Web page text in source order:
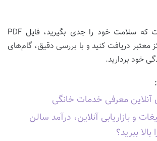
اکنون وقت آن است که سلامت خود را جدی بگیرید، فایل PDF
معتبر دریافت کنید و با بررسی دقیق، گام‌های
خود بردارید.
معرفی خدمات خانگی
و بازاریابی آنلاین، درآمد سالن
ببرید؟